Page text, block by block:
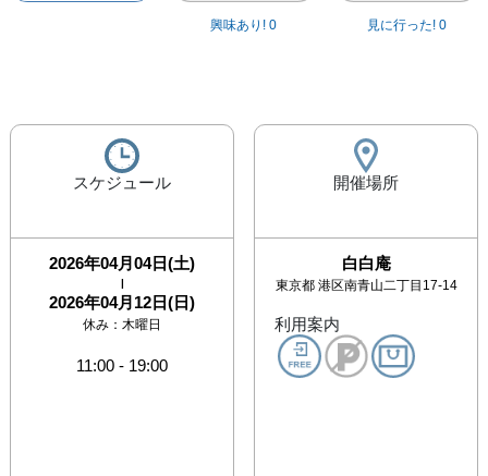
興味あり! 0 見に行った! 0
スケジュール
2026年04月04日(土)
|
2026年04月12日(日)
休み： 木曜日
11:00 - 19:00
開催場所
白白庵
東京都 港区南青山二丁目17-14
利用案内